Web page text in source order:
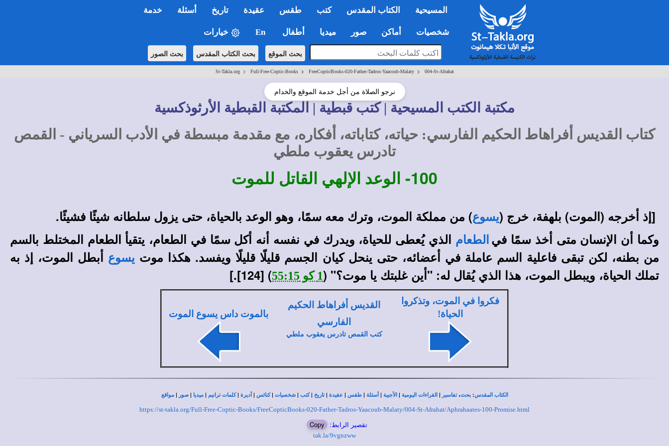
المسيحية الكتاب المقدس كتب طقس عقيدة تاريخ أسئلة خدمة
شخصيات أماكن صور ميديا أطفال En خيارات
بحث الموقع بحث الكتاب المقدس بحث الصور
St-Takla.org> Full-Free-Coptic-Books> FreeCopticBooks-020-Father-Tadros-Yaacoub-Malaty> 004-St-Afrahat
نرجو الصلاة من أجل خدمة الموقع والخدام
مكتبة الكتب المسيحية | كتب قبطية | المكتبة القبطية الأرثوذكسية
كتاب القديس أفراهاط الحكيم الفارسي: حياته، كتاباته، أفكاره، مع مقدمة مبسطة في الأدب السرياني - القمص
تادرس يعقوب ملطي
100- الوعد الإلهي القاتل للموت
[إذ أخرجه (الموت) بلهفة، خرج (يسوع) من مملكة الموت، وترك معه سمًا، وهو الوعد بالحياة، حتى يزول سلطانه شيئًا فشيئًا.
وكما أن الإنسان متى أخذ سمًا في الطعام الذي يُعطى للحياة، ويدرك في نفسه أنه أكل سمًا في الطعام، يتقيأ الطعام المختلط بالسم
من بطنه، لكن تبقى فاعلية السم عاملة في أعضائه، حتى ينحل كيان الجسم قليلًا قليلًا ويفسد. هكذا موت يسوع أبطل الموت، إذ به
تملك الحياة، ويبطل الموت، هذا الذي يُقال له: "أين غلبتك يا موت؟" (1 كو 55:15 ) [124].]
فكروا في الموت، وتذكروا
الحياة!
القديس أفراهاط الحكيم
الفارسي
كتب القمص تادرس يعقوب ملطي
بالموت داس يسوع الموت
الكتاب المقدس:بحث،تفاسير | القراءات اليومية | الأجبية | أسئلة |طقس | عقيدة |تاريخ |كتب |شخصيات |كنائس | أديرة |كلمات ترانيم |ميديا |صور |مواقع
https://st-takla.org/Full-Free-Coptic-Books/FreeCopticBooks-020-Father-Tadros-Yaacoub-Malaty/004-St-Afrahat/Aphrahaates-100-Promise.html
تقصير الرابط: Copy
tak.la/9vgnzww